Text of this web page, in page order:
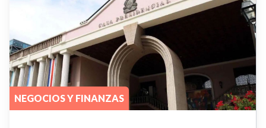
NEGOCIOS Y FINANZAS